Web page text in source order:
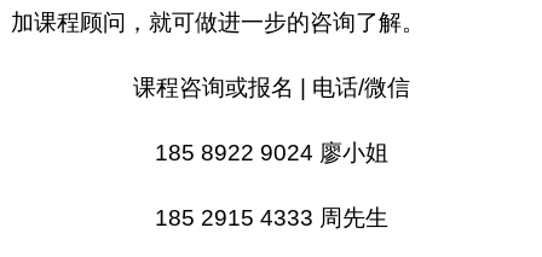
加课程顾问，就可做进一步的咨询了解。
课程咨询或报名 | 电话/微信
185 8922 9024 廖小姐
185 2915 4333 周先生